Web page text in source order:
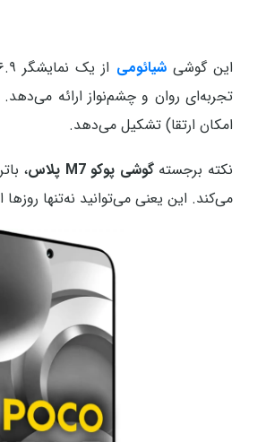
این گوشیشیائومی
امکان ارتقا) تشکیل می‌دهد.
نکته برجسته گوشی پوکو M7 پلاس
می‌کند. این یعنی می‌توانید نه‌تنها